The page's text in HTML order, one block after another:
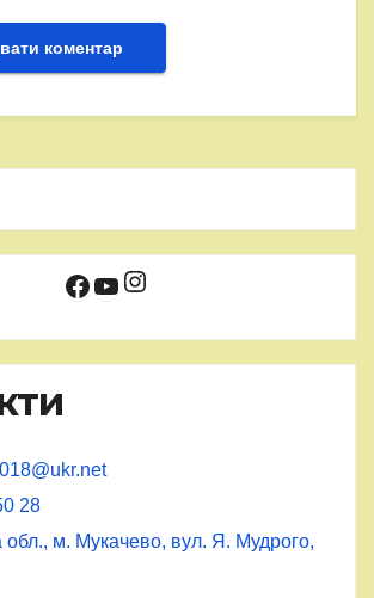
Facebook
YouTube
Instagram
28
обл., м. Мукачево, вул. Я. Мудрого,